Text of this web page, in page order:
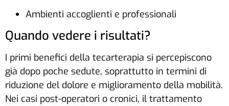
Ambienti accoglienti e professionali
Quando vedere i risultati?
I primi benefici della tecarterapia si percepiscono
già dopo poche sedute, soprattutto in termini di
riduzione del dolore e miglioramento della mobilità.
Nei casi post-operatori o cronici, il trattamento